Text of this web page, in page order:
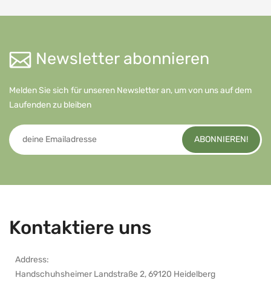
Newsletter abonnieren
Melden Sie sich für unseren Newsletter an, um von uns auf dem
Laufenden zu bleiben
ABONNIEREN!
Kontaktiere uns
Address:
Handschuhsheimer Landstraße 2, 69120 Heidelberg